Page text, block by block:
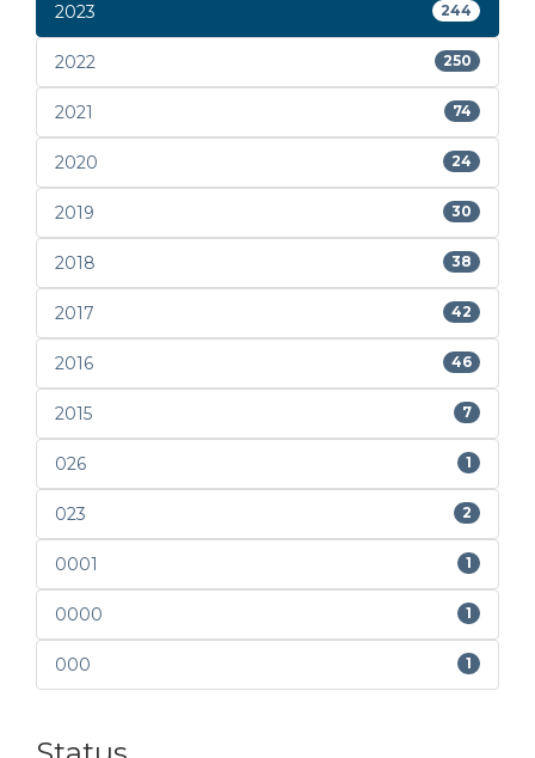
2023 244
2022 250
2021 74
2020 24
2019 30
2018 38
2017 42
2016 46
2015 7
026 1
023 2
0001 1
0000 1
000 1